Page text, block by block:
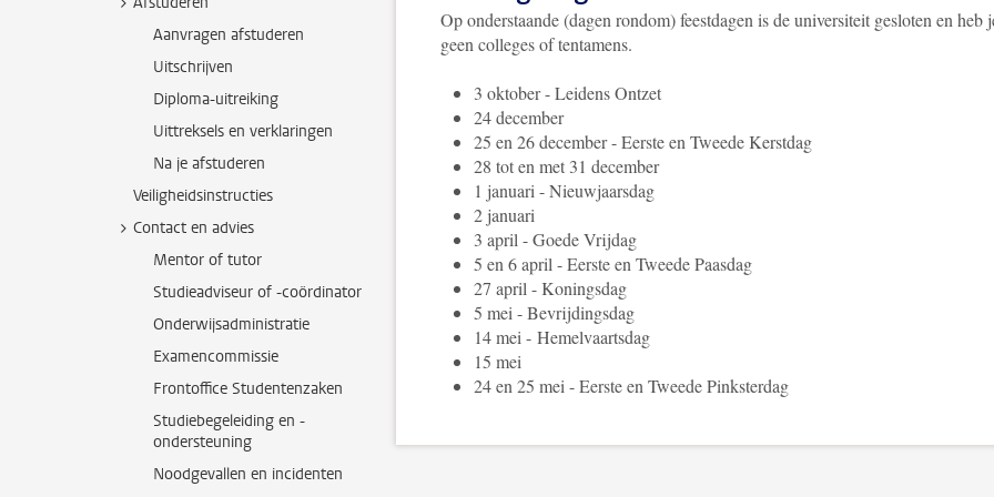
Aanvragen afstuderen
Uitschrijven
Diploma-uitreiking
Uittreksels en verklaringen
Na je afstuderen
Veiligheidsinstructies
Contact en advies
Mentor of tutor
Studieadviseur of -coördinator
Onderwijsadministratie
Examencommissie
Frontoffice Studentenzaken
Studiebegeleiding en -
ondersteuning
Noodgevallen en incidenten
Op onderstaande (dagen rondom) feestdagen is de universiteit gesloten en heb
geen colleges of tentamens.
3 oktober - Leidens Ontzet
24 december
25 en 26 december - Eerste en Tweede Kerstdag
28 tot en met 31 december
1 januari - Nieuwjaarsdag
2 januari
3 april - Goede Vrijdag
5 en 6 april - Eerste en Tweede Paasdag
27 april - Koningsdag
5 mei - Bevrijdingsdag
14 mei - Hemelvaartsdag
15 mei
24 en 25 mei - Eerste en Tweede Pinksterdag